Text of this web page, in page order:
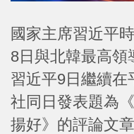
國家主席習近平
8日與北韓最高領
習近平9日繼續在
社同日發表題為
揚好》的評論文